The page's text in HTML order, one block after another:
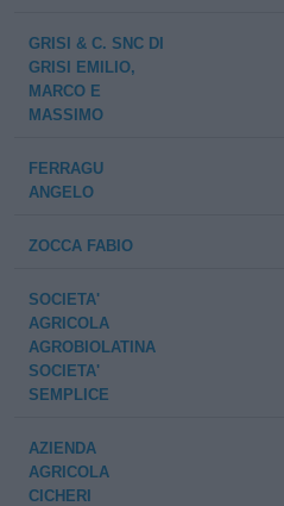
GRISI & C. SNC DI
GRISI EMILIO,
MARCO E
MASSIMO
FERRAGU
ANGELO
ZOCCA FABIO
SOCIETA'
AGRICOLA
AGROBIOLATINA
SOCIETA'
SEMPLICE
AZIENDA
AGRICOLA
CICHERI